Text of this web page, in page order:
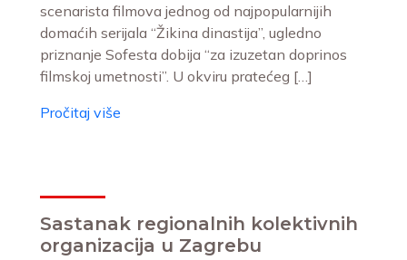
scenarista filmova jednog od najpopularnijih
domaćih serijala “Žikina dinastija”, ugledno
priznanje Sofesta dobija “za izuzetan doprinos
filmskoj umetnosti”. U okviru pratećeg […]
Pročitaj više
Sastanak regionalnih kolektivnih
organizacija u Zagrebu